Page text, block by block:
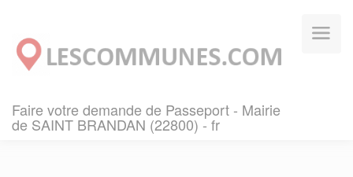
Faire votre demande de Passeport - Mairie
de SAINT BRANDAN (22800) - fr